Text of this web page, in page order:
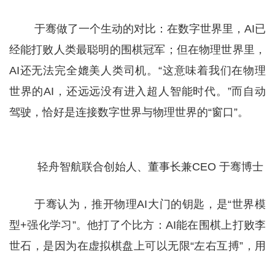
于骞做了一个生动的对比：在数字世界里，AI已
经能打败人类最聪明的围棋冠军；但在物理世界里，
AI还无法完全媲美人类司机。“这意味着我们在物理
世界的AI，还远远没有进入超人智能时代。”而自动
驾驶，恰好是连接数字世界与物理世界的“窗口”。
轻舟智航联合创始人、董事长兼CEO 于骞博士
于骞认为，推开物理AI大门的钥匙，是“世界模
型+强化学习”。他打了个比方：AI能在围棋上打败李
世石，是因为在虚拟棋盘上可以无限“左右互搏”，用